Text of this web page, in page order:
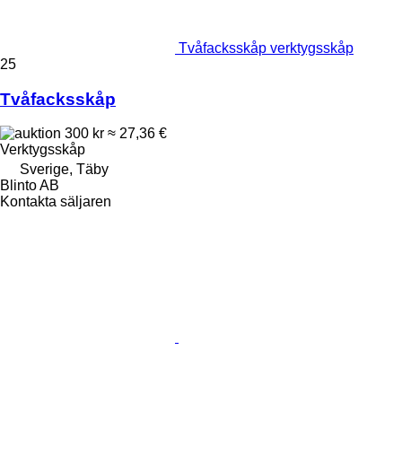
Tvåfacksskåp verktygsskåp
25
Tvåfacksskåp
300 kr ≈ 27,36 €
Verktygsskåp
Sverige, Täby
Blinto AB
Kontakta säljaren